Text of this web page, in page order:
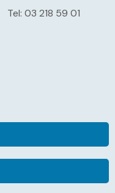
Tel: 03 218 59 01